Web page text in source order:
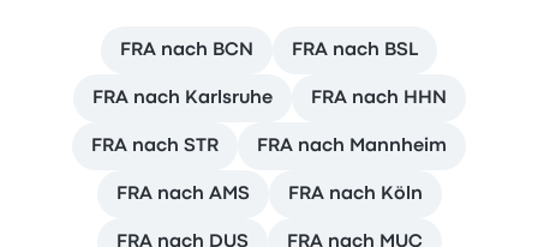
FRA nach BCN FRA nach BSL
FRA nach Karlsruhe FRA nach HHN
FRA nach STR FRA nach Mannheim
FRA nach AMS FRA nach Köln
FRA nach DUS FRA nach MUC